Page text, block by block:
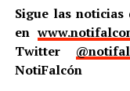
Sigue las noticias
en
Twitter
NotiFalcón